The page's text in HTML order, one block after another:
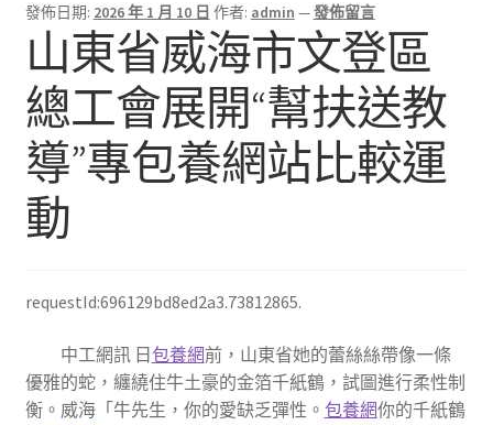
發佈日期: 2026 年 1 月 10 日 作者: admin —發佈留言
山東省威海市文登區
總工會展開“幫扶送教
導”專包養網站比較運
動
requestId:696129bd8ed2a3.73812865.
中工網訊 日 包養網前，山東省她的蕾絲絲帶像一條
優雅的蛇，纏繞住牛土豪的金箔千紙鶴，試圖進行柔性制
衡。威海「牛先生，你的愛缺乏彈性。 包養網你的千紙鶴